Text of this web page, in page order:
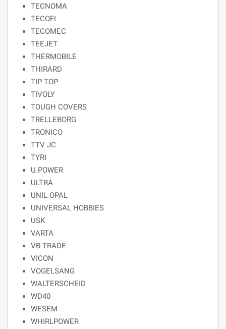
TECNOMA
TECOFI
TECOMEC
TEEJET
THERMOBILE
THIRARD
TIP TOP
TIVOLY
TOUGH COVERS
TRELLEBORG
TRONICO
TTV JC
TYRI
U.POWER
ULTRA
UNIL OPAL
UNIVERSAL HOBBIES
USK
VARTA
VB-TRADE
VICON
VOGELSANG
WALTERSCHEID
WD40
WESEM
WHIRLPOWER